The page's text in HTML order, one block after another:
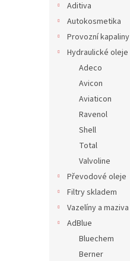
Aditiva
Autokosmetika
Provozní kapaliny
Hydraulické oleje
Adeco
Avicon
Aviaticon
Ravenol
Shell
Total
Valvoline
Převodové oleje
Filtry skladem
Vazelíny a maziva
AdBlue
Bluechem
Berner